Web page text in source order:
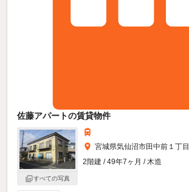
佐藤アパートの賃貸物件
すべての写真
宮城県気仙沼市田中前１丁目
2階建 / 49年7ヶ月 / 木造